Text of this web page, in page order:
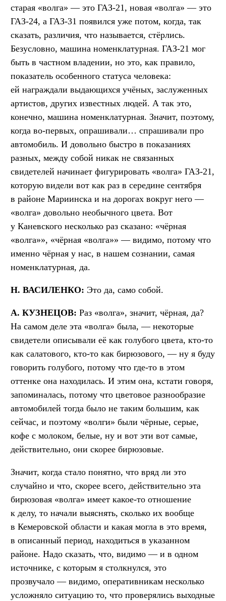
старая «волга» — это ГАЗ-21, новая «волга» — это
ГАЗ-24, а ГАЗ-31 появился уже потом, когда, так
сказать, различия, что называется, стёрлись.
Безусловно, машина номенклатурная. ГАЗ-21 мог
быть в частном владении, но это, как правило,
показатель особенного статуса человека:
ей награждали выдающихся учёных, заслуженных
артистов, других известных людей. А так это,
конечно, машина номенклатурная. Значит, поэтому,
когда во-первых, опрашивали… спрашивали про
автомобиль. И довольно быстро в показаниях
разных, между собой никак не связанных
свидетелей начинает фигурировать «волга» ГАЗ-21,
которую видели вот как раз в середине сентября
в районе Мариинска и на дорогах вокруг него —
«волга» довольно необычного цвета. Вот
у Каневского несколько раз сказано: «чёрная
«волга»», «чёрная «волга»» — видимо, потому что
именно чёрная у нас, в нашем сознании, самая
номенклатурная, да.
Н. ВАСИЛЕНКО: Это да, само собой.
А. КУЗНЕЦОВ: Раз «волга», значит, чёрная, да?
На самом деле эта «волга» была, — некоторые
свидетели описывали её как голубого цвета, кто-то
как салатового, кто-то как бирюзового, — ну я буду
говорить голубого, потому что где-то в этом
оттенке она находилась. И этим она, кстати говоря,
запоминалась, потому что цветовое разнообразие
автомобилей тогда было не таким большим, как
сейчас, и поэтому «волги» были чёрные, серые,
кофе с молоком, белые, ну и вот эти вот самые,
действительно, они скорее бирюзовые.
Значит, когда стало понятно, что вряд ли это
случайно и что, скорее всего, действительно эта
бирюзовая «волга» имеет какое-то отношение
к делу, то начали выяснять, сколько их вообще
в Кемеровской области и какая могла в это время,
в описанный период, находиться в указанном
районе. Надо сказать, что, видимо — и в одном
источнике, с которым я столкнулся, это
прозвучало — видимо, оперативникам несколько
усложняло ситуацию то, что проверялись выходные